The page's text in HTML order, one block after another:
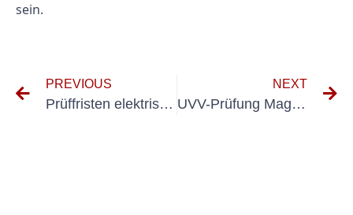
sein.
PREVIOUS
Prüffristen elektrischer ortsveränderlicher Betriebsmittel
NEXT
UVV-Prüfung Magdeburg